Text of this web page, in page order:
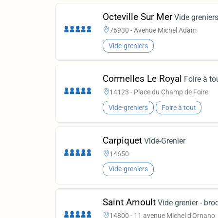
Octeville Sur Mer Vide greniers
76930 - Avenue Michel Adam
Vide-greniers
Cormelles Le Royal Foire à
14123 - Place du Champ de Foire
Vide-greniers Foire à tout
Carpiquet Vide-Grenier
14650 -
Vide-greniers
Saint Arnoult Vide grenier -
14800 - 11 avenue Michel d'Ornano